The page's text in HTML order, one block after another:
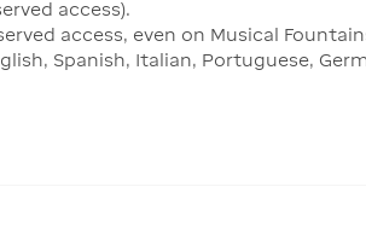
access).
access, even on Musical
Spanish, Italian, Portuguese,